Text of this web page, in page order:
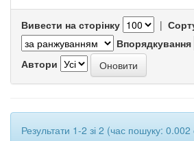
Вивести на сторінку |
Впорядкування
Автори
Результати 1-2 зі 2 (час пошуку: 0.002